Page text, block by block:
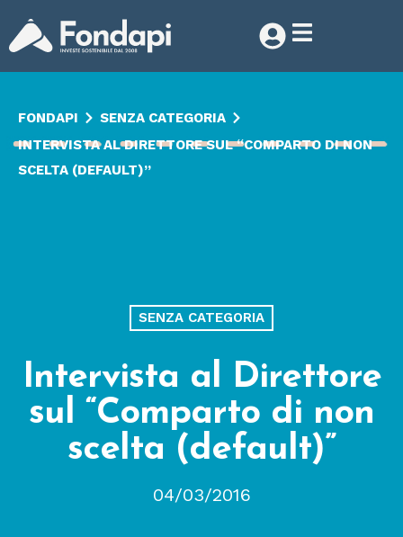
FONDAPI
SENZA CATEGORIA
INTERVISTA AL DIRETTORE SUL “COMPARTO DI NON
SCELTA (DEFAULT)”
SENZA CATEGORIA
Intervista al Direttore
sul “Comparto di non
scelta (default)”
04/03/2016